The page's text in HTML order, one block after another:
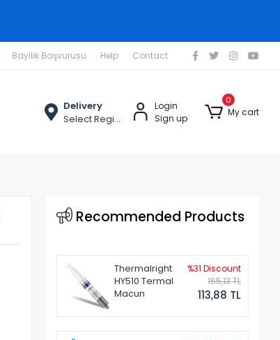
Bayilik Başvurusu Help Contact
Delivery
Select Region
Login
Sign up
0
My cart
Recommended Products
Thermalright
HY510 Termal
Macun
%31 Discount
165,13 TL
113,88 TL